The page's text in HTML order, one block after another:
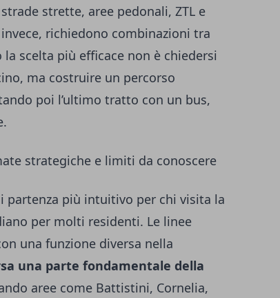
strette, aree pedonali, ZTL e
richiedono combinazioni tra
scelta più efficace non è chiedersi
ma costruire un percorso
poi l’ultimo tratto con un bus,
strategiche e limiti da conoscere
partenza più intuitivo per chi visita la
per molti residenti. Le linee
una funzione diversa nella
una parte fondamentale della
aree come Battistini, Cornelia,